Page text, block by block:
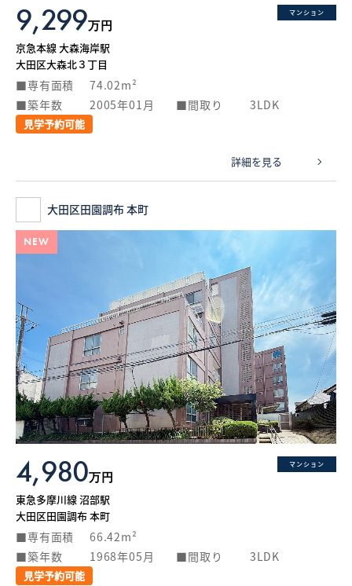
マンション
9,299万円
京急本線 大森海岸駅
大田区大森北３丁目
専有面積
74.02m²
築年数
2005年01月 間取り 3LDK
見学予約可能
詳細を見る
大田区田園調布 本町
NEW
マンション
4,980万円
東急多摩川線 沼部駅
大田区田園調布 本町
専有面積
66.42m²
築年数
1968年05月 間取り 3LDK
見学予約可能